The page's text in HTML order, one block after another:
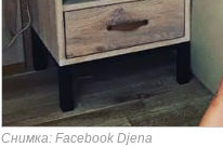
Снимка: Facebook Djena